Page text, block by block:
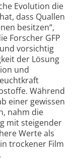
Evolution die
dass Quallen
besitzen“,
Forscher GFP
vorsichtig
der Lösung
und
Während
einer gewissen
nahm die
mit steigender
Werte als
trockener Film